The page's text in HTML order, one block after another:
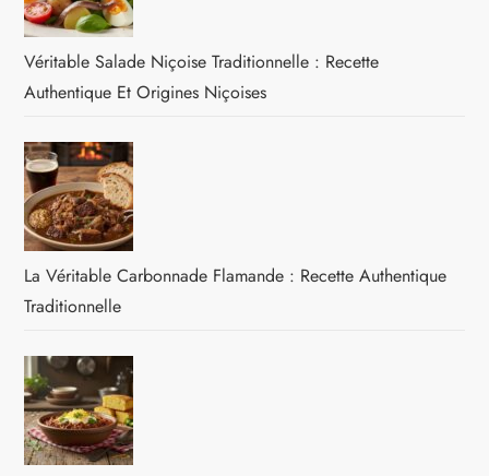
Véritable Salade Niçoise Traditionnelle : Recette
Authentique Et Origines Niçoises
La Véritable Carbonnade Flamande : Recette Authentique
Traditionnelle